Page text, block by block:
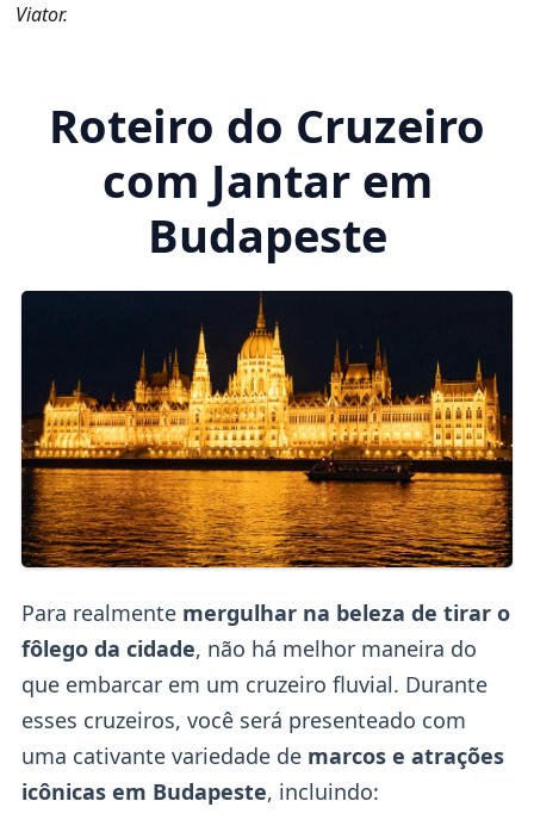
Viator.
Roteiro do Cruzeiro
com Jantar em
Budapeste
Para realmente mergulhar na beleza de tirar o
fôlego da cidade, não há melhor maneira do
que embarcar em um cruzeiro fluvial. Durante
esses cruzeiros, você será presenteado com
uma cativante variedade de marcos e atrações
icônicas em Budapeste, incluindo: